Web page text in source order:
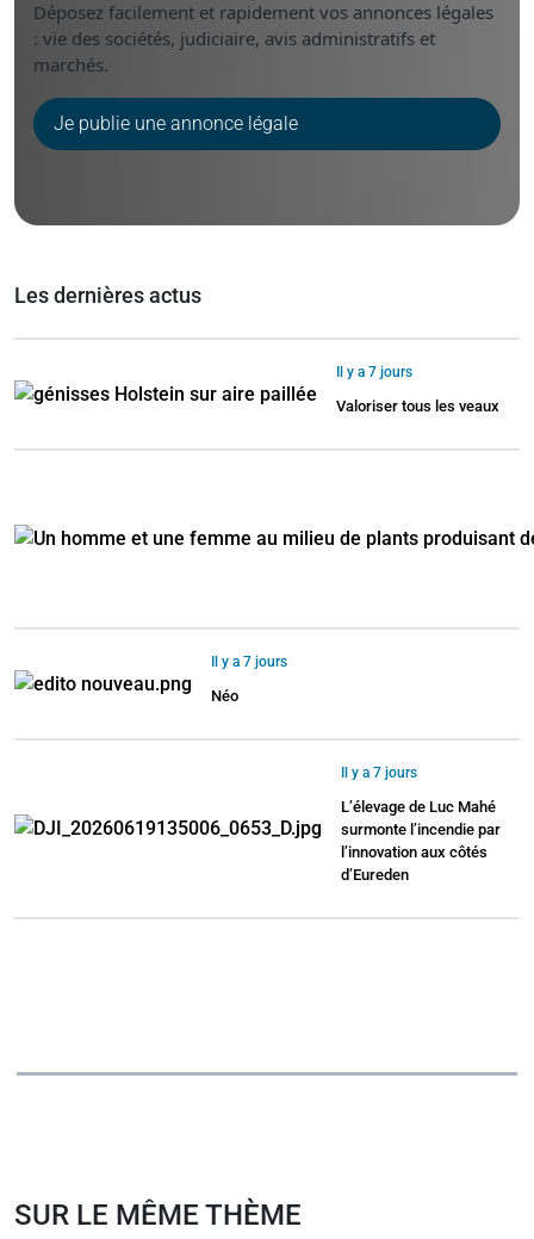
Déposez facilement et rapidement vos annonces légales
: vie des sociétés, judiciaire, avis administratifs et
marchés.
Je publie une annonce légale
Les dernières actus
Il y a 7 jours
Valoriser tous les veaux
Il y a 7 jours
Néo
Il y a 7 jours
L’élevage de Luc Mahé
surmonte l’incendie par
l’innovation aux côtés
d’Eureden
SUR LE MÊME THÈME